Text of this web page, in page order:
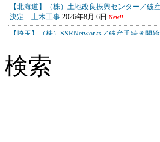
検索